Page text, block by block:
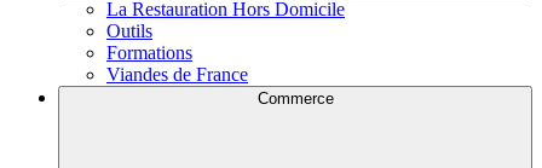
La Restauration Hors Domicile
Outils
Formations
Viandes de France
Commerce